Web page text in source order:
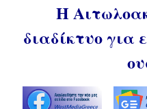
Η
διαδίκτυο για